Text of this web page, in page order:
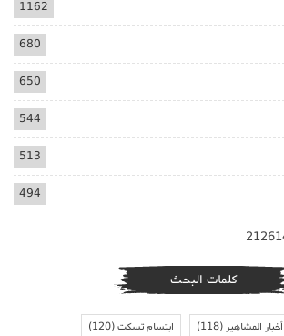
1162
680
650
544
513
494
كلمات البحث
أخبار المشاهير(118) ابتسام تسكت(120)